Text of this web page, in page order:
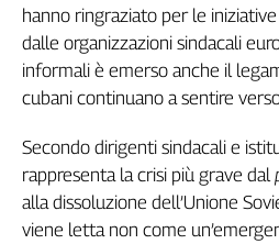
Social
hanno ringraziato per le
dalle organizzazioni sindacali
informali è emerso anche il
cubani continuano a sentire verso
Secondo dirigenti sindacali e
rappresenta la crisi più grave dal
alla dissoluzione dell’Unione
viene letta non come